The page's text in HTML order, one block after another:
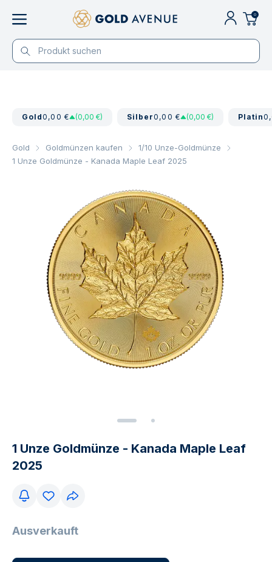
0
Gold0,00 € (0,00 €) Silber0,00 € (0,00 €) Platin
Gold Goldmünzen kaufen
1/10 Unze-Goldmünze
1 Unze Goldmünze - Kanada Maple Leaf 2025
1 Unze Goldmünze - Kanada Maple Leaf
2025
Ausverkauft